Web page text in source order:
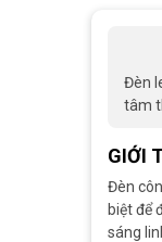
Đèn
tâm
GIỚI
Đèn
biệt để
sáng